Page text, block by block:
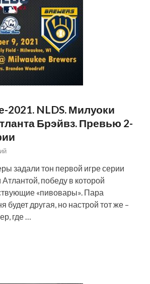
2021. NLDS. Милуоки
Брэйвз. Превью 2-
задали тон первой игре серии
победу в которой
«пивовары». Пара
будет другая, но настрой тот же –
где …